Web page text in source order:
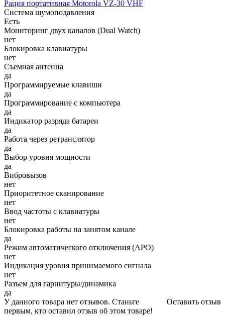
Рация портативная Motorola VZ-30 VHF
Система шумоподавления
Есть
Мониторинг двух каналов (Dual Watch)
нет
Блокировка клавиатуры
нет
Съемная антенна
да
Программируемые клавиши
да
Программирование с компьютера
да
Индикатор разряда батареи
да
Работа через ретранслятор
да
Выбор уровня мощности
да
Вибровызов
нет
Приоритетное сканирование
нет
Ввод частоты с клавиатуры
нет
Блокировка работы на занятом канале
да
Режим автоматического отключения (АРО)
нет
Индикация уровня принимаемого сигнала
нет
Разъем для гарнитуры/динамика
да
Оставить отзыв
У данного товара нет отзывов. Станьте
первым, кто оставил отзыв об этом товаре!